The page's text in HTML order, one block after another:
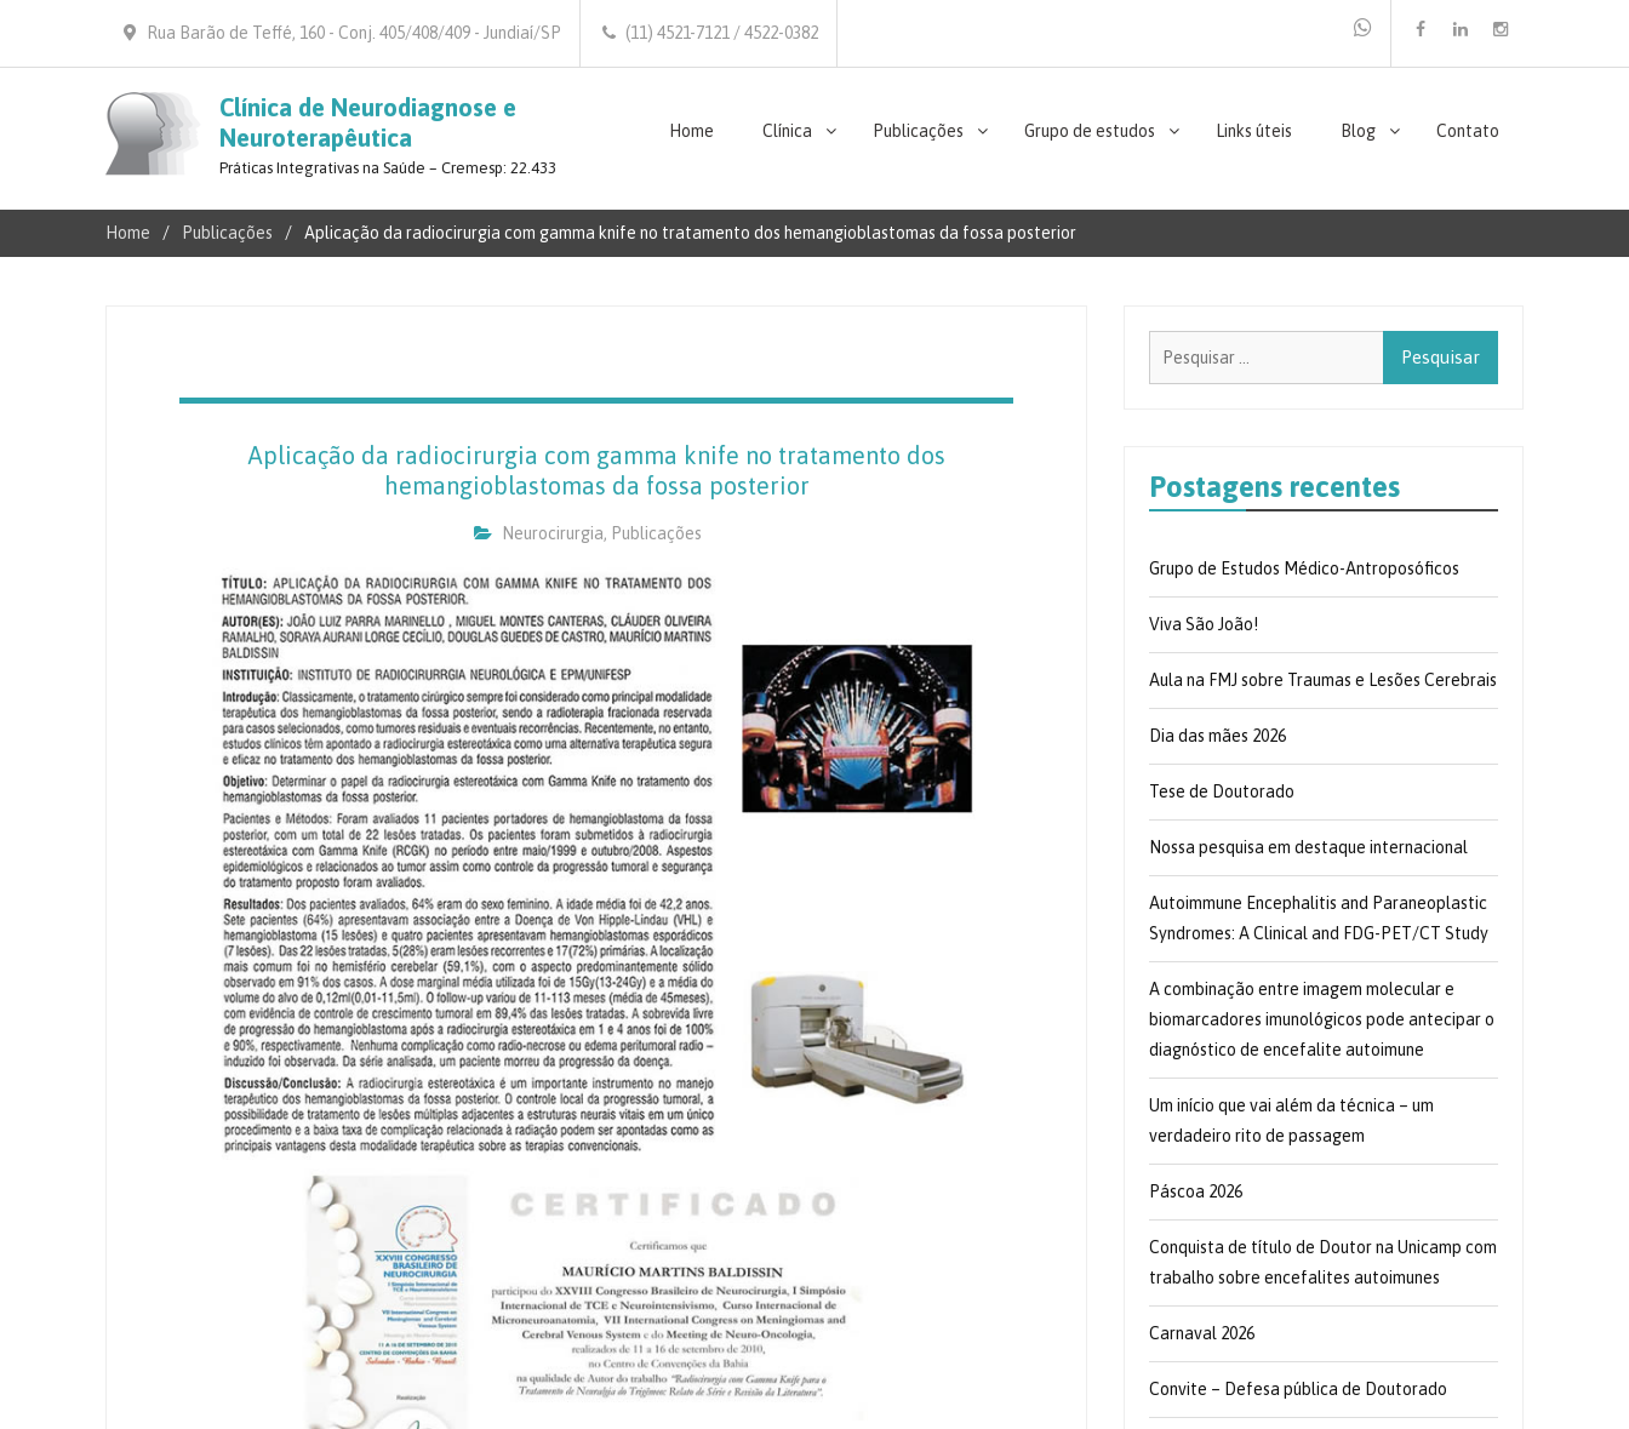
Rua Barão de Teffé, 160 - Conj. 405/408/409 - Jundiaí/SP
(11) 4521-7121 / 4522-0382
Clínica de Neurodiagnose e
Neuroterapêutica
Práticas Integrativas na Saúde – Cremesp: 22.433
Home Clínica Publicações Grupo de estudos Links úteis Blog Contato
Home Publicações Aplicação da radiocirurgia com gamma knife no tratamento dos hemangioblastomas da fossa posterior
Aplicação da radiocirurgia com gamma knife no tratamento dos
hemangioblastomas da fossa posterior
Neurocirurgia, Publicações
Postagens recentes
Grupo de Estudos Médico-Antroposóficos
Viva São João!
Aula na FMJ sobre Traumas e Lesões Cerebrais
Dia das mães 2026
Tese de Doutorado
Nossa pesquisa em destaque internacional
Autoimmune Encephalitis and Paraneoplastic
Syndromes: A Clinical and FDG-PET/CT Study
A combinação entre imagem molecular e
biomarcadores imunológicos pode antecipar o
diagnóstico de encefalite autoimune
Um início que vai além da técnica – um
verdadeiro rito de passagem
Páscoa 2026
Conquista de título de Doutor na Unicamp com
trabalho sobre encefalites autoimunes
Carnaval 2026
Convite – Defesa pública de Doutorado